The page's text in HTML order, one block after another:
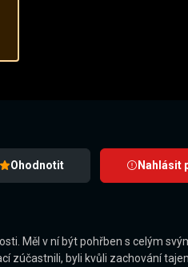
Ohodnotit Nahlásit
Měl v ní být pohřben s celým
zúčastnili, byli kvůli zachování